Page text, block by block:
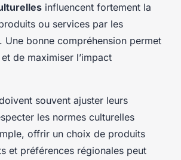
influencent fortement la
ou services par les
Une bonne compréhension permet
et de maximiser l’impact
souvent ajuster leurs
les normes culturelles
offrir un choix de produits
et préférences régionales peut